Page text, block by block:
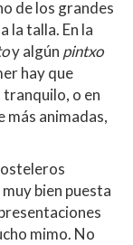
de los grandes
la talla. En la
y algún pintxo
hay que
tranquilo, o en
más animadas,
bien puesta
mimo. No